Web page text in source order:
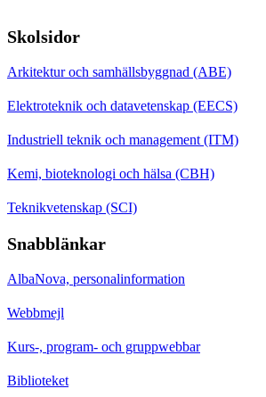
Skolsidor
Arkitektur och samhällsbyggnad (ABE)
Elektroteknik och datavetenskap (EECS)
Industriell teknik och management (ITM)
Kemi, bioteknologi och hälsa (CBH)
Teknikvetenskap (SCI)
Snabblänkar
AlbaNova, personalinformation
Webbmejl
Kurs-, program- och gruppwebbar
Biblioteket